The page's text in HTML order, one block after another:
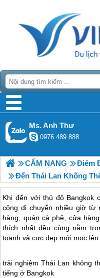
Ms. Anh Thư
0976 489 888
CẨM NANG
Điểm
Đến Thái Lan Không Thể Bỏ Qua
Khi đến với thủ đô Bangkok
công di chuyển nhiều giờ từ
hàng, quán cà phê, cửa
thích nhất đều cùng nằm
toanh và cực đẹp mới mọc
trải nghiệmThái Lan không
tiếng ở Bangkok